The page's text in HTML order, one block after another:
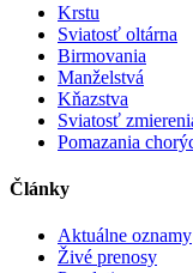
Krstu
Sviatosť oltárna
Birmovania
Manželstvá
Kňazstva
Sviatosť
Pomazania
Články
Aktuálne oznamy
Živé prenosy